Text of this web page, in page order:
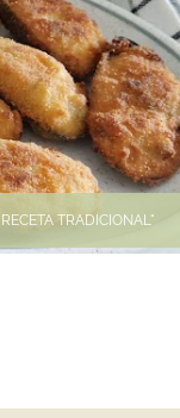
TRADICIONAL"